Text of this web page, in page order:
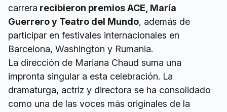
carrera recibieron premios ACE, María
Guerrero y Teatro del Mundo, además de
participar en festivales internacionales en
Barcelona, Washington y Rumania.
La dirección de Mariana Chaud suma una
impronta singular a esta celebración. La
dramaturga, actriz y directora se ha consolidado
como una de las voces más originales de la